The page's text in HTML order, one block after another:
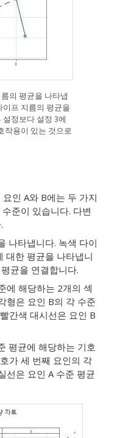
의 평균을 나타냅
프 지름의 평균을
정보다 설정 3에
작용이 있는 것으로
인 A와 B에는 두 가지
준이 있습니다. 다변
나타냅니다. 녹색 다이
대한 평균을 나타냅니
균을 연결합니다.
에 해당하는 2개의 섹
형은 요인 B의 각 수준
간색 대시선은 요인 B
평균에 해당하는 기호
가 세 번째 요인의 각
선은 요인 A 수준 평균